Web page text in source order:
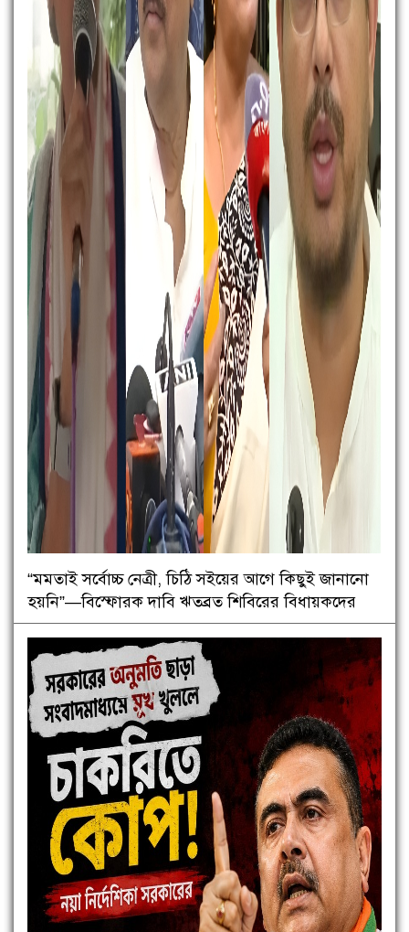
“মমতাই সর্বোচ্চ নেত্রী, চিঠি সইয়ের আগে কিছুই জানানো
হয়নি”—বিস্ফোরক দাবি ঋতব্রত শিবিরের বিধায়কদের